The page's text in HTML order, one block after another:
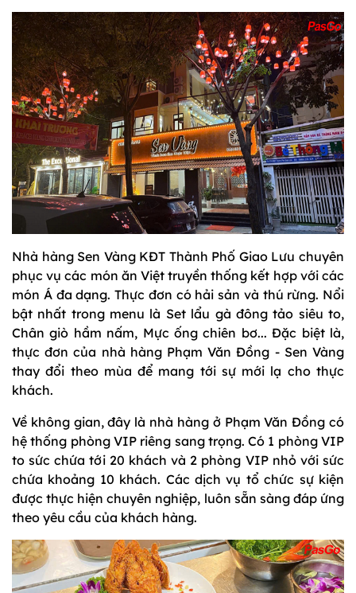
Nhà hàng Sen Vàng KĐT Thành Phố Giao Lưu chuyên
phục vụ các món ăn Việt truyền thống kết hợp với các
món Á đa dạng. Thực đơn có hải sản và thú rừng. Nổi
bật nhất trong menu là Set lẩu gà đông tảo siêu to,
Chân giò hầm nấm, Mực ống chiên bơ... Đặc biệt là,
thực đơn của nhà hàng Phạm Văn Đồng - Sen Vàng
thay đổi theo mùa để mang tới sự mới lạ cho thực
khách.
Về không gian, đây là nhà hàng ở Phạm Văn Đồng có
hệ thống phòng VIP riêng sang trọng. Có 1 phòng VIP
to sức chứa tới 20 khách và 2 phòng VIP nhỏ với sức
chứa khoảng 10 khách. Các dịch vụ tổ chức sự kiện
được thực hiện chuyên nghiệp, luôn sẵn sàng đáp ứng
theo yêu cầu của khách hàng.